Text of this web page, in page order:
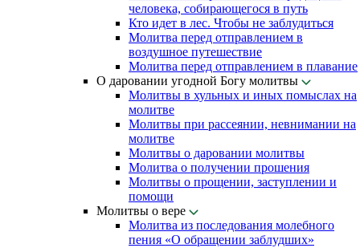
человека, собирающегося в путь
Кто идет в лес. Чтобы не заблудиться
Молитва перед отправлением в
воздушное путешествие
Молитва перед отправлением в плавание
О даровании угодной Богу молитвы
Молитвы в хульных и иных помыслах на
молитве
Молитвы при рассеянии, невнимании на
молитве
Молитвы о даровании молитвы
Молитва о получении прошения
Молитвы о прощении, заступлении и
помощи
Молитвы о вере
Молитва из последования молебного
пения «О обращении заблудших»